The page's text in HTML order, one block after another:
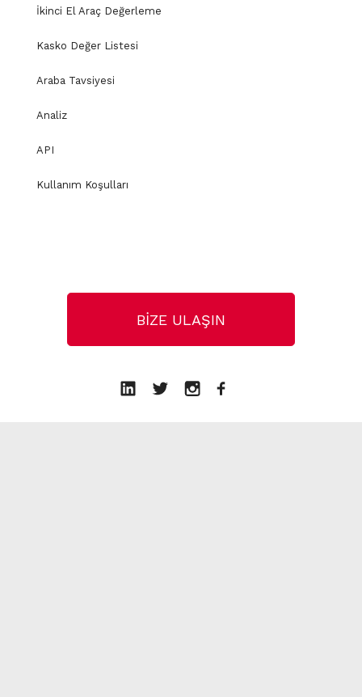
İkinci El Araç Değerleme
Kasko Değer Listesi
Araba Tavsiyesi
Analiz
API
Kullanım Koşulları
BİZE ULAŞIN